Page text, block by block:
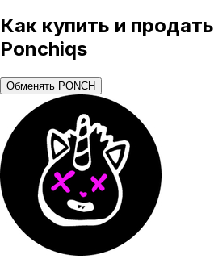
Как купить и продать
Ponchiqs
Обменять PONCH